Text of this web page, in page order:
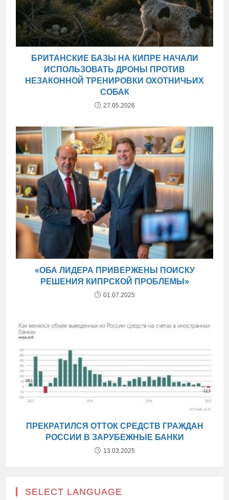
БРИТАНСКИЕ БАЗЫ НА КИПРЕ НАЧАЛИ
ИСПОЛЬЗОВАТЬ ДРОНЫ ПРОТИВ
НЕЗАКОННОЙ ТРЕНИРОВКИ ОХОТНИЧЬИХ
СОБАК
27.05.2026
«ОБА ЛИДЕРА ПРИВЕРЖЕНЫ ПОИСКУ
РЕШЕНИЯ КИПРСКОЙ ПРОБЛЕМЫ»
01.07.2025
ПРЕКРАТИЛСЯ ОТТОК СРЕДСТВ ГРАЖДАН
РОССИИ В ЗАРУБЕЖНЫЕ БАНКИ
13.03.2025
SELECT LANGUAGE